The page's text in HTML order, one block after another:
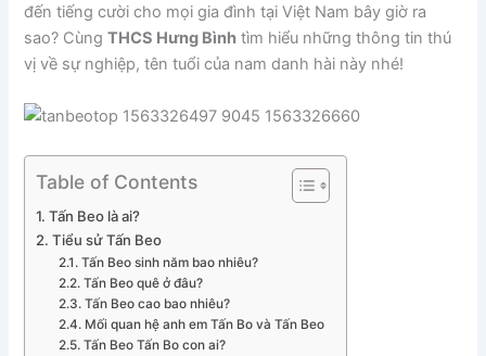
đến tiếng cười cho mọi gia đình tại Việt Nam bây giờ ra
sao? CùngTHCS Hưng Bình tìm hiểu những thông tin thú
vị về sự nghiệp, tên tuổi của nam danh hài này nhé!
Table of Contents
Tấn Beo là ai?
Tiểu sử Tấn Beo
Tấn Beo sinh năm bao nhiêu?
Tấn Beo quê ở đâu?
Tấn Beo cao bao nhiêu?
Mối quan hệ anh em Tấn Bo và Tấn Beo
Tấn Beo Tấn Bo con ai?